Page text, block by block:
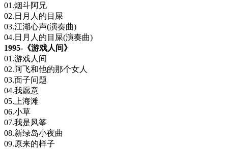
01.烟斗阿兄
02.日月人的目屎
03.江湖心声(演奏曲)
04.日月人的目屎(演奏曲)
1995-《游戏人间》
01.游戏人间
02.阿飞和他的那个女人
03.面子问题
04.我愿意
05.上海滩
06.小草
07.我是风筝
08.新绿岛小夜曲
09.原来的样子